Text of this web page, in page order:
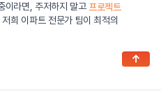
이라면, 주저하지 말고 프로젝트
희 이파트 전문가 팀이 최적의
↑